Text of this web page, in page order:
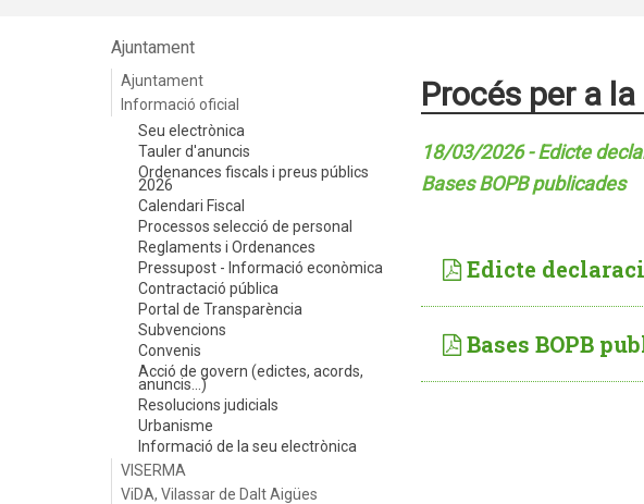
Ajuntament
Ajuntament
Informació oficial
Seu electrònica
Tauler d'anuncis
Ordenances fiscals i preus públics
2026
Calendari Fiscal
Processos selecció de personal
Reglaments i Ordenances
Pressupost - Informació econòmica
Contractació pública
Portal de Transparència
Subvencions
Convenis
Acció de govern (edictes, acords,
anuncis...)
Resolucions judicials
Urbanisme
Informació de la seu electrònica
VISERMA
ViDA, Vilassar de Dalt Aigües
Procés per a
18/03/2026 - Edicte
Bases BOPB publicades
Edicte
Bases BOPB